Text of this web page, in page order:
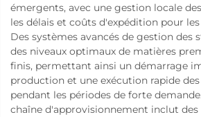
émergents, avec une gestion locale
les délais et coûts d'expédition pour
Des systèmes avancés de gestion des
des niveaux optimaux de matières
finis, permettant ainsi un démarrage
production et une exécution rapide
pendant les périodes de forte
chaîne d'approvisionnement inclut